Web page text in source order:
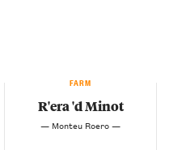
FARM
R'era 'd Minot
— Monteu Roero —